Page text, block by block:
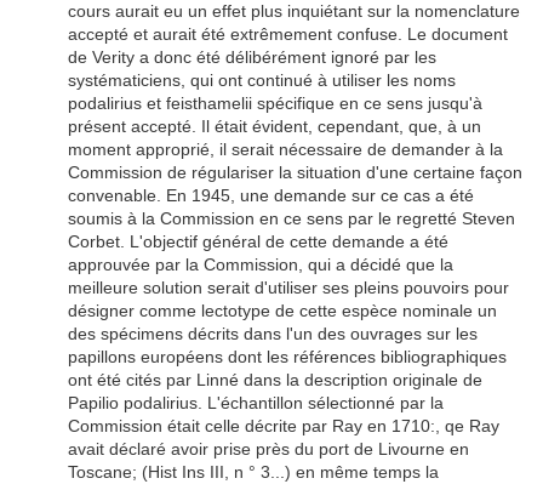
cours aurait eu un effet plus inquiétant sur ​​la nomenclature
accepté et aurait été extrêmement confuse. Le document
de Verity a donc été délibérément ignoré par les
systématiciens, qui ont continué à utiliser les noms
podalirius et feisthamelii spécifique en ce sens jusqu'à
présent accepté. Il était évident, cependant, que, à un
moment approprié, il serait nécessaire de demander à la
Commission de régulariser la situation d'une certaine façon
convenable. En 1945, une demande sur ce cas a été
soumis à la Commission en ce sens par le regretté Steven
Corbet. L'objectif général de cette demande a été
approuvée par la Commission, qui a décidé que la
meilleure solution serait d'utiliser ses pleins pouvoirs pour
désigner comme lectotype de cette espèce nominale un
des spécimens décrits dans l'un des ouvrages sur les
papillons européens dont les références bibliographiques
ont été cités par Linné dans la description originale de
Papilio podalirius. L'échantillon sélectionné par la
Commission était celle décrite par Ray en 1710:, qe Ray
avait déclaré avoir prise près du port de Livourne en
Toscane; (Hist Ins III, n ° 3...) en même temps la